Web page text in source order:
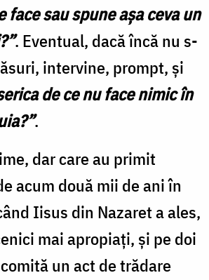
face sau spune aşa ceva un
. Eventual, dacă încă nu s-
intervine, prompt, şi
de ce nu face nimic în
.
dar care au primit
acum două mii de ani în
Iisus din Nazaret a ales,
mai apropiaţi, şi pe doi
un act de trădare